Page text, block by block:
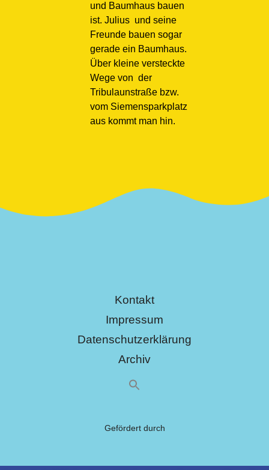
und Baumhaus bauen
ist. Julius und seine
Freunde bauen sogar
gerade ein Baumhaus.
Über kleine versteckte
Wege von der
Tribulaunstraße bzw.
vom Siemensparkplatz
aus kommt man hin.
Kontakt
Impressum
Datenschutzerklärung
Archiv
Gefördert durch